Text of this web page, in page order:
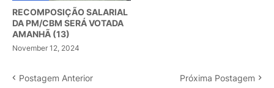
RECOMPOSIÇÃO SALARIAL
DA PM/CBM SERÁ VOTADA
AMANHÃ (13)
November 12, 2024
Postagem Anterior Próxima Postagem